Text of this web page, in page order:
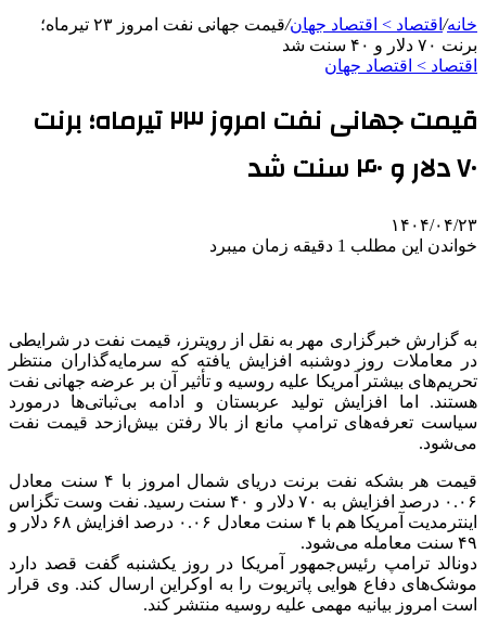
خانه/ اقتصاد > اقتصاد جهان/
قیمت جهانی نفت امروز ۲۳ تیرماه؛
برنت ۷۰ دلار و ۴۰ سنت شد
اقتصاد > اقتصاد جهان
قیمت جهانی نفت امروز ۲۳ تیرماه؛ برنت
۷۰ دلار و ۴۰ سنت شد
۱۴۰۴/۰۴/۲۳
خواندن این مطلب 1 دقیقه زمان میبرد
به گزارش خبرگزاری مهر به نقل از رویترز، قیمت نفت در شرایطی
در معاملات روز دوشنبه افزایش یافته که سرمایه‌گذاران منتظر
تحریم‌های بیشتر آمریکا علیه روسیه و تأثیر آن بر عرضه جهانی نفت
هستند. اما افزایش تولید عربستان و ادامه بی‌ثباتی‌ها درمورد
سیاست تعرفه‌های ترامپ مانع از بالا رفتن بیش‌ازحد قیمت نفت
می‌شود.
قیمت هر بشکه نفت برنت
دریای شمال امروز با ۴ سنت معادل
۰.۰۶ درصد افزایش به ۷۰ دلار و ۴۰ سنت رسید. نفت
وست تگزاس
اینترمدیت
آمریکا هم با ۴ سنت معادل ۰.۰۶ درصد افزایش ۶۸ دلار و
۴۹ سنت معامله می‌شود.
دونالد ترامپ رئیس‌جمهور آمریکا در روز یکشنبه گفت قصد دارد
موشک‌های دفاع هوایی پاتریوت را به اوکراین ارسال کند. وی قرار
است امروز بیانیه مهمی علیه روسیه منتشر کند.